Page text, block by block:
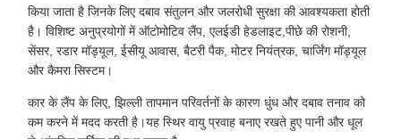
किया जाता है जिनके लिए दबाव संतुलन और जलरोधी सुरक्षा की आवश्यकता होती
है। विशिष्ट अनुप्रयोगों में ऑटोमोटिव लैंप, एलईडी हेडलाइट,पीछे की रोशनी,
सेंसर, रडार मॉड्यूल, ईसीयू आवास, बैटरी पैक, मोटर नियंत्रक, चार्जिंग मॉड्यूल
और कैमरा सिस्टम।
कार के लैंप के लिए, झिल्ली तापमान परिवर्तनों के कारण धुंध और दबाव तनाव को
कम करने में मदद करती है।यह स्थिर वायु प्रवाह बनाए रखते हुए पानी और धूल